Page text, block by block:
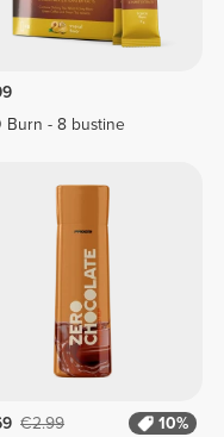
Burn - 8 bustine
€2.99
10%